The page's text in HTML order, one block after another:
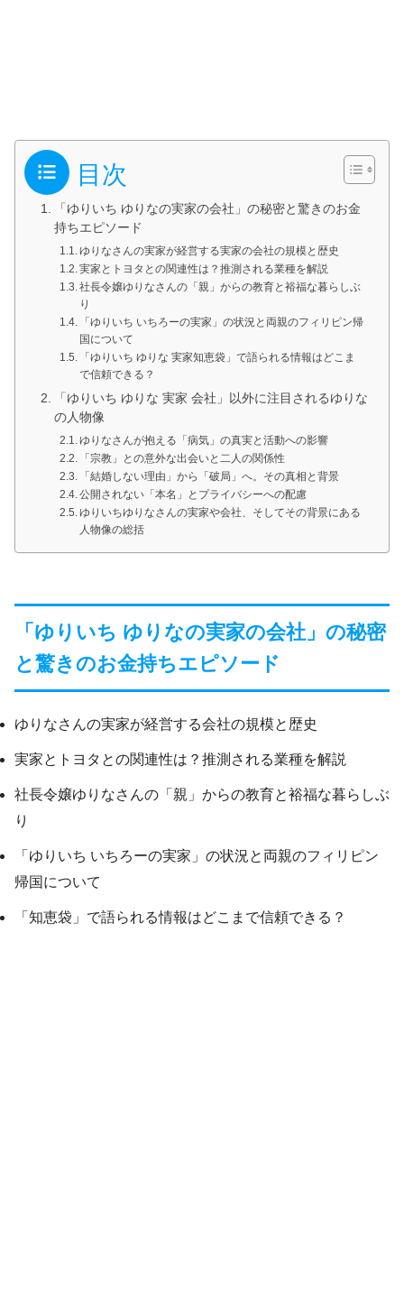
目次
「ゆりいち ゆりなの実家の会社」の秘密と驚きのお金
持ちエピソード
ゆりなさんの実家が経営する実家の会社の規模と歴史
実家とトヨタとの関連性は？推測される業種を解説
社長令嬢ゆりなさんの「親」からの教育と裕福な暮らしぶ
り
「ゆりいち いちろーの実家」の状況と両親のフィリピン帰
国について
「ゆりいち ゆりな 実家知恵袋」で語られる情報はどこま
で信頼できる？
「ゆりいち ゆりな 実家 会社」以外に注目されるゆりな
の人物像
ゆりなさんが抱える「病気」の真実と活動への影響
「宗教」との意外な出会いと二人の関係性
「結婚しない理由」から「破局」へ。その真相と背景
公開されない「本名」とプライバシーへの配慮
ゆりいちゆりなさんの実家や会社、そしてその背景にある
人物像の総括
「ゆりいち ゆりなの実家の会社」の秘密
と驚きのお金持ちエピソード
ゆりなさんの実家が経営する会社の規模と歴史
実家とトヨタとの関連性は？推測される業種を解説
社長令嬢ゆりなさんの「親」からの教育と裕福な暮らしぶ
り
「ゆりいち いちろーの実家」の状況と両親のフィリピン
帰国について
「知恵袋」で語られる情報はどこまで信頼できる？